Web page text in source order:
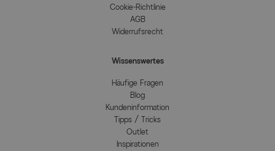
Cookie-Richtlinie
AGB
Widerrufsrecht
Wissenswertes
Häufige Fragen
Blog
Kundeninformation
Tipps / Tricks
Outlet
Inspirationen